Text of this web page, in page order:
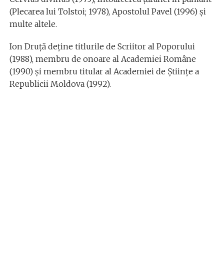
(Plecarea lui Tolstoi; 1978), Apostolul Pavel (1996) şi
multe altele.
Ion Druță deţine titlurile de Scriitor al Poporului
(1988), membru de onoare al Academiei Române
(1990) şi membru titular al Academiei de Ştiinţe a
Republicii Moldova (1992).